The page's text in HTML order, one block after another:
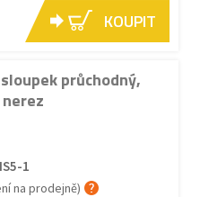
KOUPIT
průchodný,
1
na prodejně)